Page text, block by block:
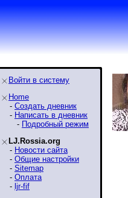
Войти в систему
Home
- Создать дневник
- Написать в дневник
- Подробный режим
LJ.Rossia.org
- Новости сайта
- Общие настройки
- Sitemap
- Оплата
- ljr-fif